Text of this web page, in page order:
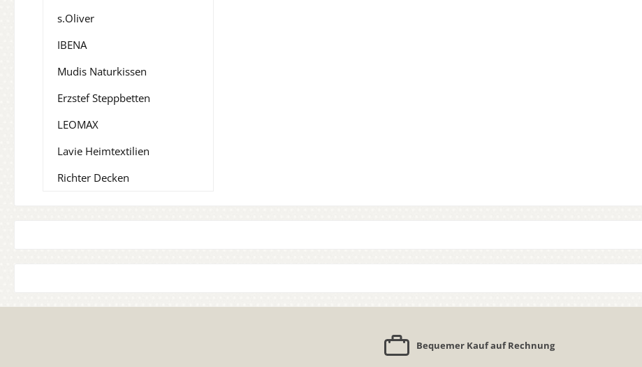
s.Oliver
IBENA
Mudis Naturkissen
Erzstef Steppbetten
LEOMAX
Lavie Heimtextilien
Richter Decken
Bequemer Kauf auf Rechnung